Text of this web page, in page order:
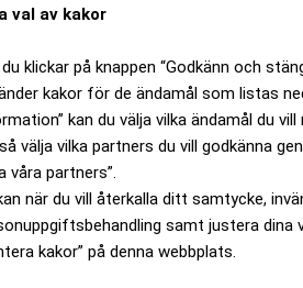
val av kakor
klickar på knappen “Godkänn och
kakor för de ändamål som listas
kan du välja vilka ändamål du vill
välja vilka partners du vill godkänna
våra partners”.
när du vill återkalla ditt samtycke,
samt justera dina
kakor” på denna webbplats.